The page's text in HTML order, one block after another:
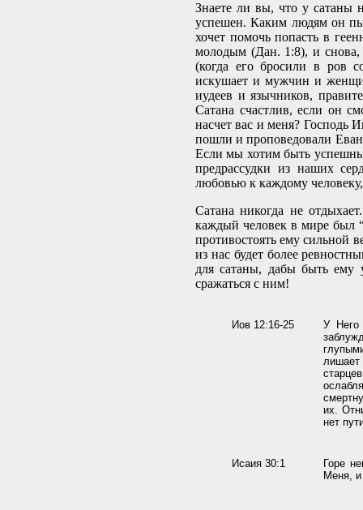
Знаете ли вы, что у сатаны
успешен. Каким людям он
хочет помочь попасть в
молодым (Дан. 1:8), и снова,
(когда его бросили в ров
искушает и мужчин и
иудеев и язычников,
Сатана счастлив, если он
насчет вас и меня? Господь
пошли и проповедовали
Если мы хотим быть
предрассудки из наших
любовью к каждому
Сатана никогда не
каждый человек в мире был
противостоять ему сильной
из нас будет более
для сатаны, дабы быть
сражаться с ним!
Иов 12:16-25
У Него
лишает
их.
нет
Исаия 30:1
Горе
Меня, и